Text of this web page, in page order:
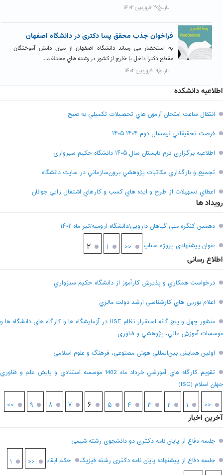
تاریخ۲۰ فروردین ۱۴۰۲
فراخوان جذب محقق پسا دکتری در دانشگاه اصفهان
به استحضار می رساند دانشگاه اصفهان از میان دانش آموختگان
مقطع دکترا داخل یا خارج از کشور در رشته هاي مختلف،...
تاریخ۱۹ فروردین ۱۴۰۲
اطلاعیه دانشکده
انتقال ساعت امتحان آزمون هاي تحصيلات تکميلي به صبح
فرصت تحقيقاتي نیمسال دوم ۱۴۰۴-۱۴۰۵
اطلاعیه برگزاری ترم تابستان سال ۱۴۰۵ دانشگاه حکیم سبزواری
تجميع و بارگذاري مکاتبات پژوهشي برون‌سازماني در سايت دانشگاه
اعطاي تسهيلات از طرح و ايده هاي کسب و کارهاي اشتغال زايي جوانان
رویداد ها
دهمين کنگره ملي گياهان دارويي/دانشگاه اروميه/تير ماه ۱۴۰۲
عنوان پيشنهادي پروژه ستاپ
<< ۱ ۲
اطلاع رسانی
درخواست همکاري و پذيرش کارآموز از دانشگاه حکيم سبزواري
اعلام بورس هاي کارشناسي ارشد دولت مالزي
منشور چهل و پنج گانه استقرار نظام HSE در آزمايشگاه ها و کارگاه هاي دانشگاه ها و
موسسات آموزش عالي، پژوهشي و فناوري
اولين همايش بين‌المللي هوش مصنوعي، فرهنگ و علوم اسلامي
تقويم کارگاه هاي آموزشي خرداد ماه 1402 موسسه استنادي و پايش علم و فناوري
جهان اسلام (ISC)
<< ۱ ۲ ۳ ۴ ۵ ۶ ۷ ۸ ۹ >>
آخرین اخبار
جلسه دفاع از پایان نامه دکتری دو دانشجوی رشته شیمی
جلسه دفاع از پیشنهاده پایان نامه دکتری رشته فیزیک
حکم ابقاء << ۱